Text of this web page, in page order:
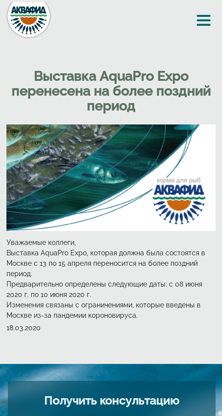
Перейти к основному содержанию
Выставка AquaPro Expo
перенесена на более поздний
период
Уважаемые коллеги,
Выставка AquaPro Expo, которая должна была состоятся в
Москве с 13 по 15 апреля переносится на более поздний
период.
Предварительно определены следующие даты: с 08 июня
2020 г. по 10 июня 2020 г.
Изменения связаны с ограничениями, которые введены в
Москве из-за пандемии короновируса.
Создано
18.03.2020
Получить консультацию